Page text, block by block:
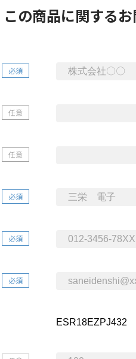
この商品に関する
必須
任意
任意
必須
必須
必須